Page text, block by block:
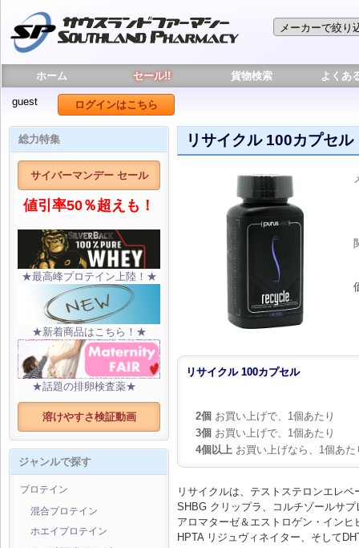
ホーム セール!! 貨物検索 よくあ
guest ログインはこちら
総力特集
サイバーマンデー セール
値引率50％超えも！
★最高峰プロテイン上陸！★
★新着商品はこちら！★
★話題の排卵検査薬★
溶けやすさ検証動画
ジャンルで探す
プロテイン
混合プロテイン
ホエイプロテイン
リサイクル 100カプセル
リサイクル 100カプセル
2個 お買い上げで、1個あたり
3個 お買い上げで、1個あたり
4個以上 お買い上げなら、1個あた
リサイクルは、テストステロンエレベ
SHBG クリップラ、コルチゾールサプ
アロマターゼ＆エストロゲン・インヒ
HPTA リジュヴィネイター、そして